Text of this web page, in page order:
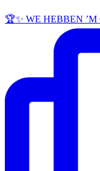
🏆✨ WE HEBBEN ’M